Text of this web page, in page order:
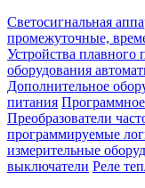
Светосигнальная
промежуточные,
Устройства
оборудования
Дополнительное
питания
Преобразователи
программируемые
измерительные
выключатели Реле